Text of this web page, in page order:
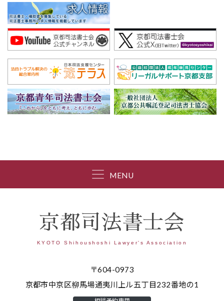
MENU
京都司法書士会
KYOTO Shihoushoshi Lawyer's Association
〒604-0973
京都市中京区柳馬場通夷川上ル五丁目232番地の1